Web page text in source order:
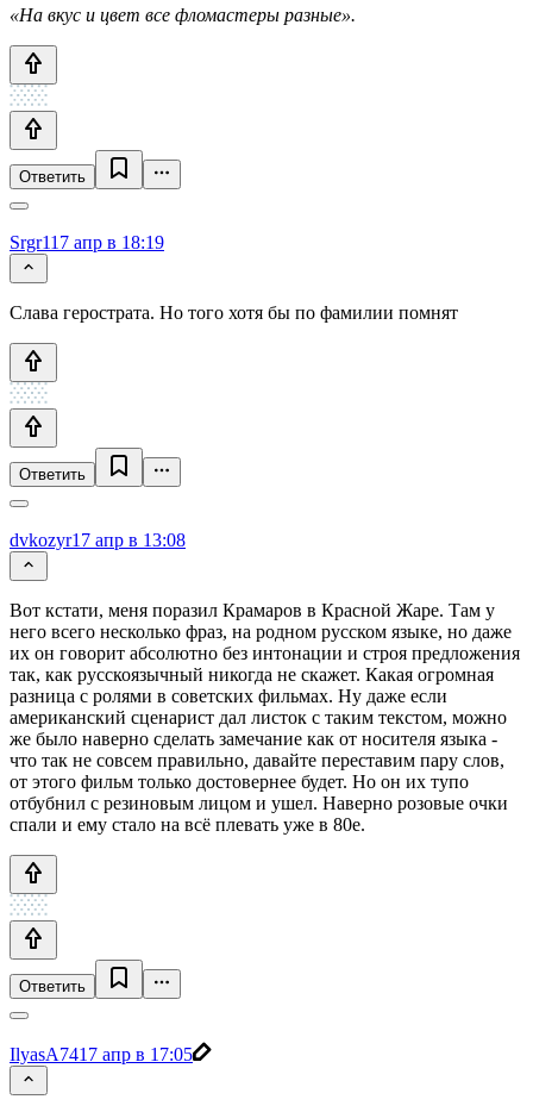
«На вкус и цвет все фломастеры разные».
Ответить
Srgr117 апр в 18:19
Слава герострата. Но того хотя бы по фамилии помнят
Ответить
dvkozyr17 апр в 13:08
Вот кстати, меня поразил Крамаров в Красной Жаре. Там у
него всего несколько фраз, на родном русском языке, но даже
их он говорит абсолютно без интонации и строя предложения
так, как русскоязычный никогда не скажет. Какая огромная
разница с ролями в советских фильмах. Ну даже если
американский сценарист дал листок с таким текстом, можно
же было наверно сделать замечание как от носителя языка -
что так не совсем правильно, давайте переставим пару слов,
от этого фильм только достовернее будет. Но он их тупо
отбубнил с резиновым лицом и ушел. Наверно розовые очки
спали и ему стало на всё плевать уже в 80е.
Ответить
IlyasA7417 апр в 17:05